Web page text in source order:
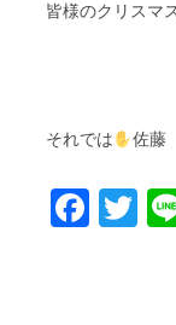
皆様のクリスマ
それでは 佐藤